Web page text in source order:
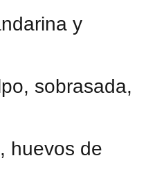
y
sobrasada,
huevos de